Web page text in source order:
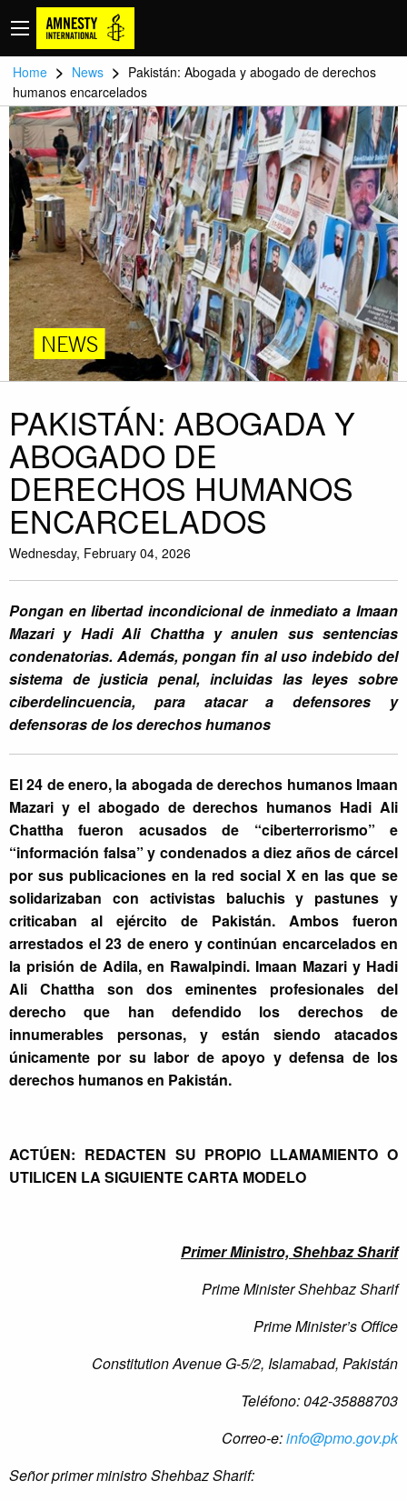
Home > News > Pakistán: Abogada y abogado de derechos
humanos encarcelados
NEWS
PAKISTÁN: ABOGADA Y
ABOGADO DE
DERECHOS HUMANOS
ENCARCELADOS
Wednesday, February 04, 2026
Pongan en libertad incondicional de inmediato a Imaan
Mazari y Hadi Ali Chattha y anulen sus sentencias
condenatorias. Además, pongan fin al uso indebido del
sistema de justicia penal, incluidas las leyes sobre
ciberdelincuencia, para atacar a defensores y
defensoras de los derechos humanos
El 24 de enero, la abogada de derechos humanos Imaan
Mazari y el abogado de derechos humanos Hadi Ali
Chattha fueron acusados de “ciberterrorismo” e
“información falsa” y condenados a diez años de cárcel
por sus publicaciones en la red social X en las que se
solidarizaban con activistas baluchis y pastunes y
criticaban al ejército de Pakistán. Ambos fueron
arrestados el 23 de enero y continúan encarcelados en
la prisión de Adila, en Rawalpindi. Imaan Mazari y Hadi
Ali Chattha son dos eminentes profesionales del
derecho que han defendido los derechos de
innumerables personas, y están siendo atacados
únicamente por su labor de apoyo y defensa de los
derechos humanos en Pakistán.
ACTÚEN: REDACTEN SU PROPIO LLAMAMIENTO O
UTILICEN LA SIGUIENTE CARTA MODELO
Primer Ministro, Shehbaz Sharif
Prime Minister Shehbaz Sharif
Prime Minister’s Office
Constitution Avenue G-5/2, Islamabad, Pakistán
Teléfono: 042-35888703
Correo-e:info@pmo.gov.pk
Señor primer ministro Shehbaz Sharif: